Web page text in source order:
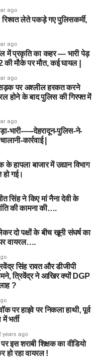
ago
रिश्वत लेते पकड़े गए पुलिसकर्मी,
ago
में प्रकृति का कहर — भारी पेड़
मौके पर मौत, कई घायल |
ago
पर अश्लील हरकत करने
होने के बाद पुलिस की गिरफ्त में
ago
भारी-—-देहरादून-पुलिस-ने-
कार्रवाई |
हापला बाजार में उद्यान विभाग
हो गई।
सिंह ने किए मां नैना देवी के
की कामना की….
दो पक्षों के बीच खूनी संघर्ष का
पर वायरल….
सिंह रावत और डीजीपी
त्रिवेंद्र ने आखिर क्यों DGP
?
पर हाइवे पर निकला हाथी, पूर्व
भर्ती
years ago
इस शराबी शिक्षक का वीडियो
हो रहा वायरल !